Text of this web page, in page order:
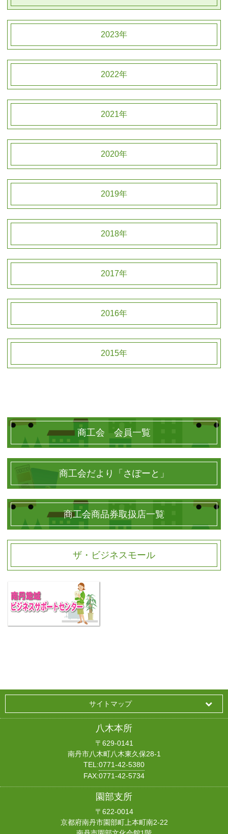
2023年
2022年
2021年
2020年
2019年
2018年
2017年
2016年
2015年
商工会 会員一覧
商工会だより「さぽーと」
商工会商品券取扱店一覧
ザ・ビジネスモール
サイトマップ
八木本所
〒629-0141
南丹市八木町八木東久保28-1
TEL:0771-42-5380
FAX:0771-42-5734
園部支所
〒622-0014
京都府南丹市園部町上本町南2-22